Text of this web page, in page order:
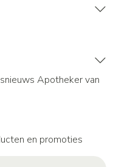
Apotheker van
en promoties